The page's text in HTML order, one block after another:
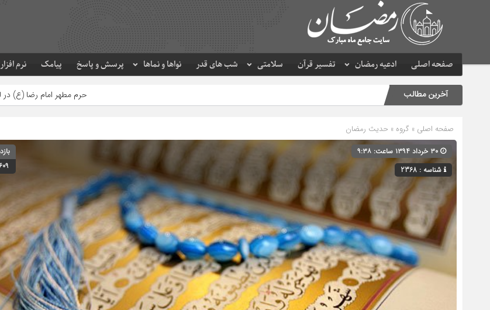
صفحه اصلی ادعیه رمضان تفسیر قرآن سلامتی شب های قدر نواها و نماها پرسش و پاسخ پیامک نرم
آخرین مطالب حرم مطهر امام رضا (ع) در لحظه تحویل سال
صفحه اصلی » گروه » حدیث رمضان
شناسه : 2368